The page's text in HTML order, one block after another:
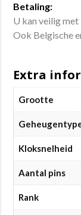
Betaling:
U kan veilig
Ook Belgische
Extra
Grootte
Kloksnelheid
Aantal pins
Rank